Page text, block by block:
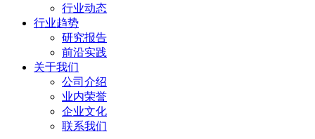
行业动态
行业趋势
研究报告
前沿实践
关于我们
公司介绍
业内荣誉
企业文化
联系我们